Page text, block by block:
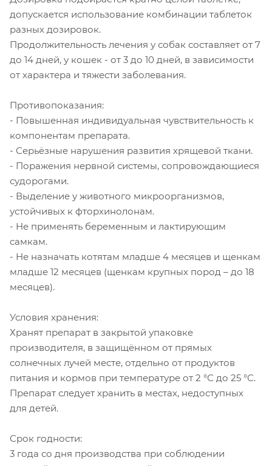
допускается использование комбинации таблеток
разных дозировок.
Продолжительность лечения у собак составляет от 7
до 14 дней, у кошек - от 3 до 10 дней, в зависимости
от характера и тяжести заболевания.
Противопоказания:
- Повышенная индивидуальная чувствительность к
компонентам препарата.
- Серьёзные нарушения развития хрящевой ткани.
- Поражения нервной системы, сопровождающиеся
судорогами.
- Выделение у животного микроорганизмов,
устойчивых к фторхинолонам.
- Не применять беременным и лактирующим
самкам.
- Не назначать котятам младше 4 месяцев и щенкам
младше 12 месяцев (щенкам крупных пород – до 18
месяцев).
Условия хранения:
Хранят препарат в закрытой упаковке
производителя, в защищённом от прямых
солнечных лучей месте, отдельно от продуктов
питания и кормов при температуре от 2 °С до 25 °С.
Препарат следует хранить в местах, недоступных
для детей.
Срок годности:
3 года со дня производства при соблюдении